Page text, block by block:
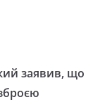
заявив, що